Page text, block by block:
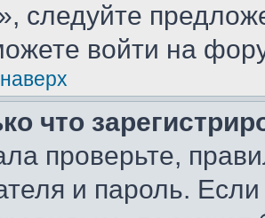
следуйте
войти на
что
проверьте,
и пароль.